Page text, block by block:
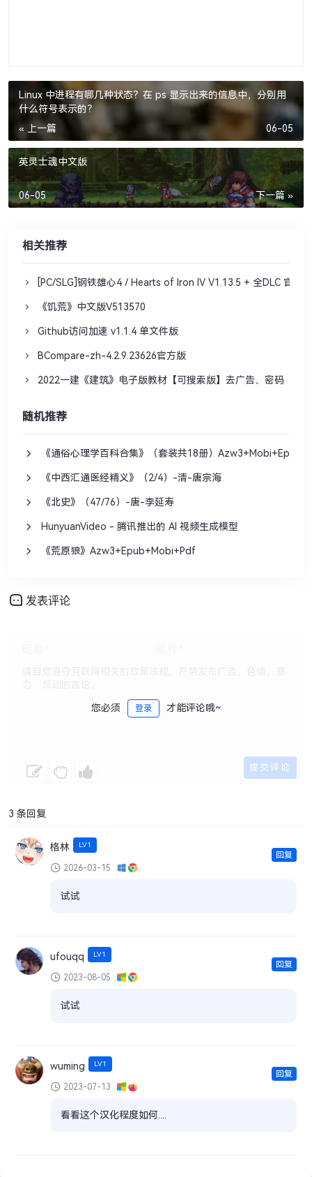
Linux 中进程有哪几种状态？在 ps 显示出来的信息中，分别用
什么符号表示的？
« 上一篇
06-05
英灵士魂中文版
下一篇 »
06-05
相关推荐
[PC/SLG]钢铁雄心4 / Hearts of Iron IV V1.13.5 + 全DLC 官方
《饥荒》中文版V513570
Github访问加速 v1.1.4 单文件版
BCompare-zh-4.2.9.23626官方版
2022一建《建筑》电子版教材【可搜索版】去广告、密码
随机推荐
《通俗心理学百科合集》（套装共18册）
《中西汇通医经精义》（2/4）-清-唐宗海
《北史》（47/76）-唐-李延寿
HunyuanVideo - 腾讯推出的 AI 视频生成模型
《荒原狼》Azw3+Epub+Mobi+Pdf
发表评论
您必须 登录 才能评论哦~
3 条回复
格林 LV1
2026-03-15
试试
回复
ufouqq LV1
2023-08-05
试试
回复
wuming LV1
2023-07-13
看看这个汉化程度如何....
回复